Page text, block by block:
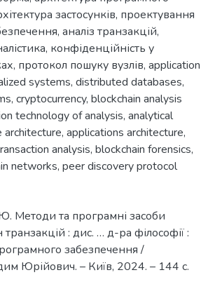
застосунків, проектування
, аналіз транзакцій,
, конфіденційність у
, протокол пошуку вузлів, application
systems, distributed databases,
, cryptocurrency, blockchain analysis
technology of analysis, analytical
, applications architecture,
analysis, blockchain forensics,
networks, peer discovery protocol
Методи та програмні засоби
транзакцій : дис. … д-ра філософії :
забезпечення /
Юрійович. – Київ, 2024. – 144 с.